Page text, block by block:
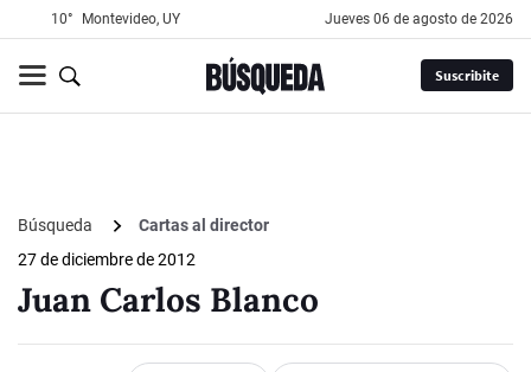
10° Montevideo, UY jueves 06 de agosto de 2026
Suscribite
Búsqueda
Cartas al director
27 de diciembre de 2012
Juan Carlos Blanco